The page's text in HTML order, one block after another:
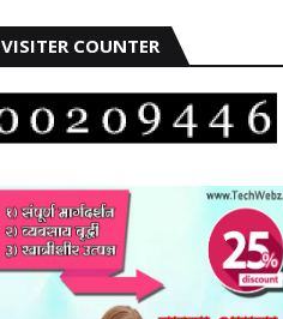
VISITER COUNTER